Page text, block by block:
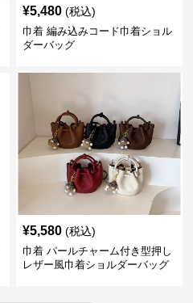
¥5,480 (税込)
巾着 編み込みコード巾着ショル
ダーバッグ
¥5,580 (税込)
巾着 パールチャーム付き型押し
レザー風巾着ショルダーバッグ